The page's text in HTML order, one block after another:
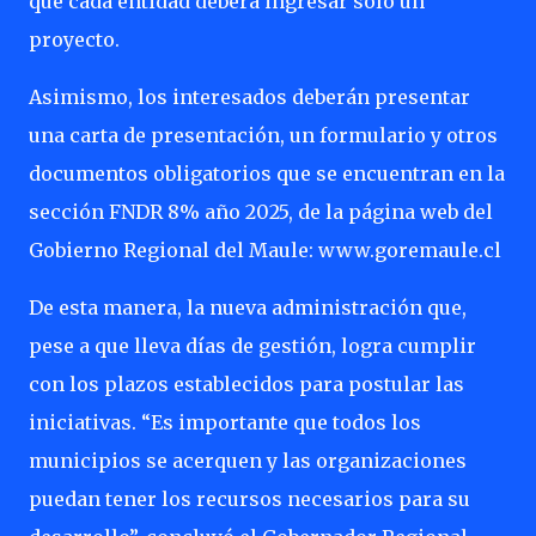
proyecto.
Asimismo, los interesados deberán presentar
una carta de presentación, un formulario y otros
documentos obligatorios que se encuentran en la
sección FNDR 8% año 2025, de la página web del
Gobierno Regional del Maule: www.goremaule.cl
De esta manera, la nueva administración que,
pese a que lleva días de gestión, logra cumplir
con los plazos establecidos para postular las
iniciativas. “Es importante que todos los
municipios se acerquen y las organizaciones
puedan tener los recursos necesarios para su